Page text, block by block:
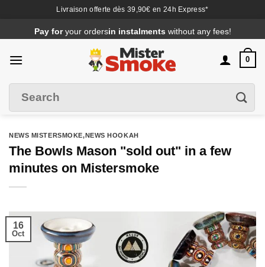
Livraison offerte dès 39,90€ en 24h Express*
au
contenu
Pay foryour ordersin instalments without any fees!
0
NEWS MISTERSMOKE,NEWS HOOKAH
The Bowls Mason "sold out" in a few
minutes on Mistersmoke
16
Oct